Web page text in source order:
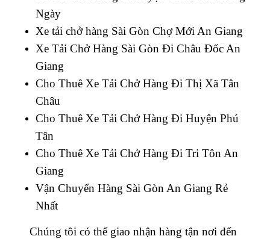
Ngày
Xe tải chở hàng Sài Gòn Chợ Mới An Giang
Xe Tải Chở Hàng Sài Gòn Đi Châu Đốc An
Giang
Cho Thuê Xe Tải Chở Hàng Đi Thị Xã Tân
Châu
Cho Thuê Xe Tải Chở Hàng Đi Huyện Phú
Tân
Cho Thuê Xe Tải Chở Hàng Đi Tri Tôn An
Giang
Vận Chuyển Hàng Sài Gòn An Giang Rẻ
Nhất
Chúng tôi có thể giao nhận hàng tận nơi đến